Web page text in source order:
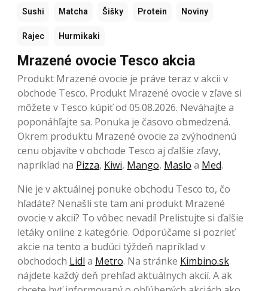
Sushi Matcha Šišky Protein Noviny
Rajec Hurmikaki
Mrazené ovocie Tesco akcia
Produkt Mrazené ovocie je práve teraz v akcii v
obchode Tesco. Produkt Mrazené ovocie v zľave si
môžete v Tesco kúpiť od 05.08.2026. Neváhajte a
poponáhľajte sa. Ponuka je časovo obmedzená.
Okrem produktu Mrazené ovocie za zvýhodnenú
cenu objavíte v obchode Tesco aj ďalšie zľavy,
napríklad na Pizza, Kiwi, Mango, Maslo a Med.
Nie je v aktuálnej ponuke obchodu Tesco to, čo
hľadáte? Nenašli ste tam ani produkt Mrazené
ovocie v akcii? To vôbec nevadí! Prelistujte si ďalšie
letáky online z kategórie. Odporúčame si pozrieť
akcie na tento a budúci týždeň napríklad v
obchodoch Lidl a Metro. Na stránke Kimbino.sk
nájdete každý deň prehľad aktuálnych akcií. A ak